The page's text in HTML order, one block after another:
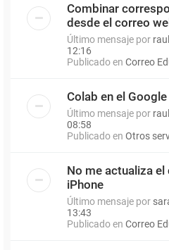
Combinar
desde el correo
Último mensaje por
12:16
Publicado en Correo
Colab en el
Último mensaje por
08:58
Publicado en Otros
No me actualiza el
iPhone
Último mensaje por
13:43
Publicado en Correo